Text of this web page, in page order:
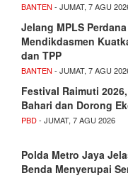
BANTEN - JUMAT, 7 AGU
Jelang MPLS Perdana
Mendikdasmen
dan TPP
BANTEN - JUMAT, 7 AGU
Festival Raimuti
Bahari dan Dorong
PBD- JUMAT, 7 AGU 2026
Polda Metro Jaya
Benda Menyerupai